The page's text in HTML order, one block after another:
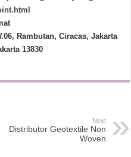
Rambutan, Ciracas, Jakarta
13830
Next
Distributor Geotextile Non
Woven